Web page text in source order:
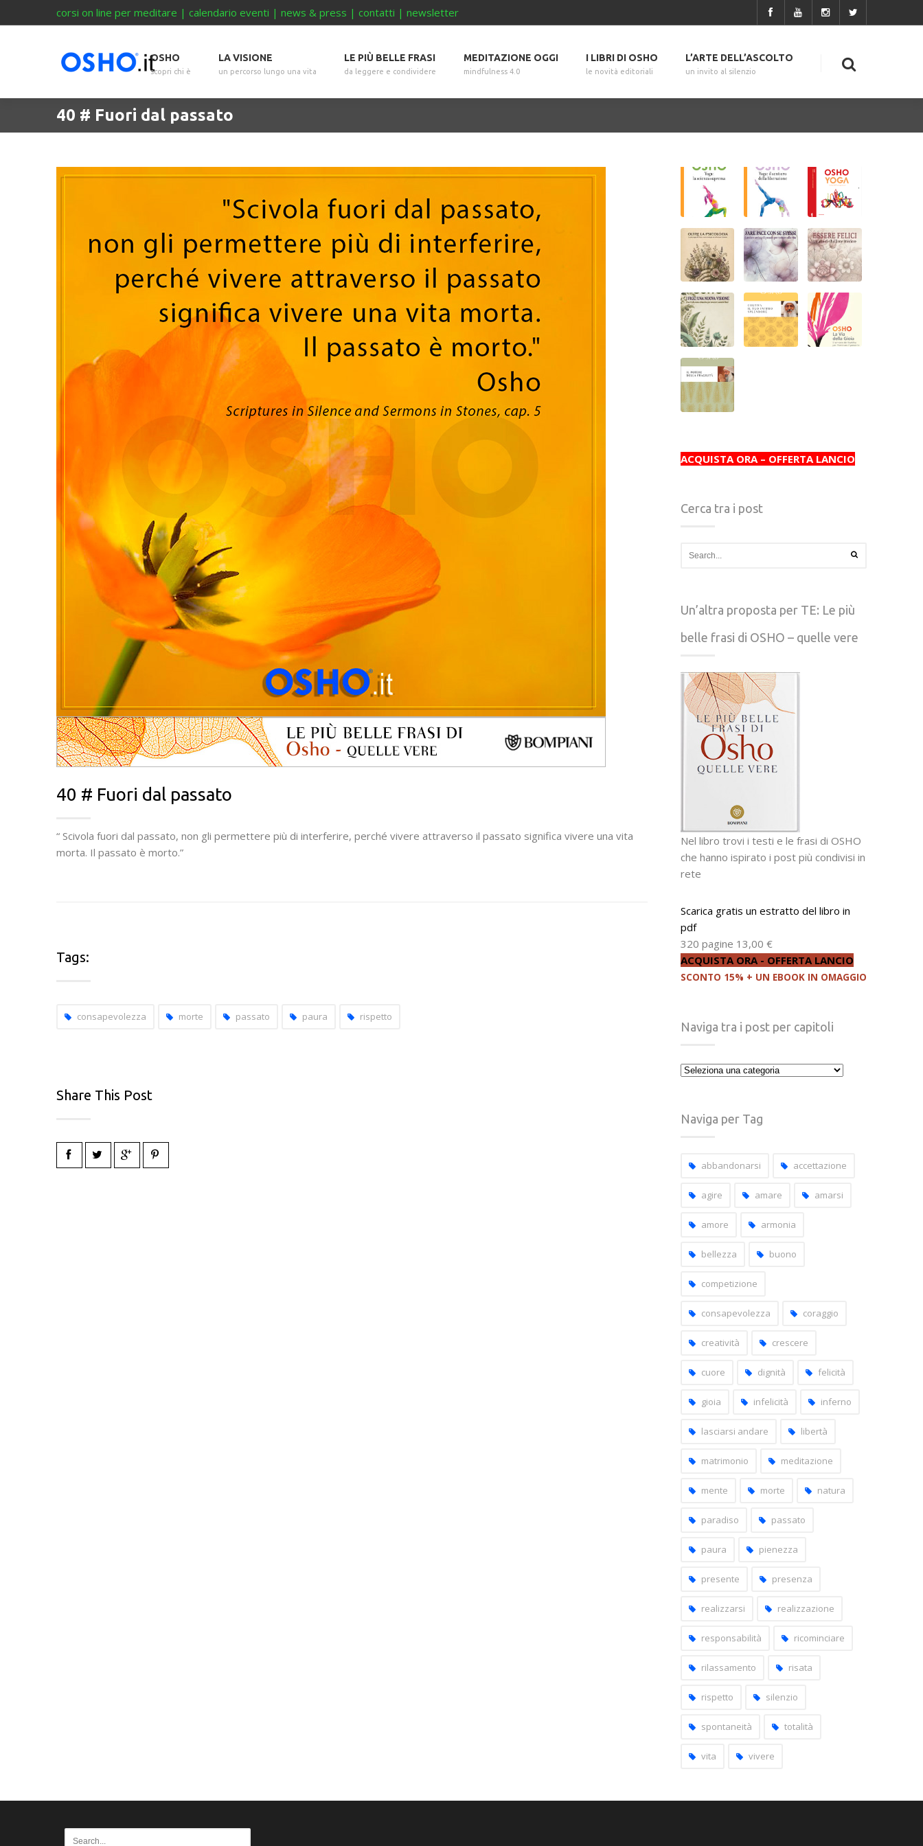
corsi on line per meditare | calendario eventi | news & press | contatti | newsletter
OSHO
scopri chi è
LA VISIONE
un percorso lungo una vita
LE PIÙ BELLE FRASI
da leggere e condividere
MEDITAZIONE OGGI
mindfulness 4.0
I LIBRI DI OSHO
le novità editoriali
L’ARTE DELL’ASCOLTO
un invito al silenzio
40 # Fuori dal passato
40 # Fuori dal passato
“ Scivola fuori dal passato, non gli permettere più di interferire, perché vivere attraverso il passato significa vivere una vita
morta. Il passato è morto.”
Tags:
consapevolezza morte passato paura rispetto
Share This Post
ACQUISTA ORA – OFFERTA LANCIO
Cerca tra i post
Un’altra proposta per TE: Le più
belle frasi di OSHO – quelle vere
Nel libro trovi i testi e le frasi di OSHO
che hanno ispirato i post più condivisi in
rete
Scarica gratis un estratto del libro in
pdf
320 pagine 13,00 €
ACQUISTA ORA - OFFERTA LANCIO
SCONTO 15% + UN EBOOK IN OMAGGIO
Naviga tra i post per capitoli
Naviga
post
Naviga per Tag
abbandonarsi accettazione
agire amare amarsi
amore armonia
bellezza buono
competizione
consapevolezza coraggio
creatività crescere
cuore dignità felicità
gioia infelicità inferno
lasciarsi andare libertà
matrimonio meditazione
mente morte natura
paradiso passato
paura pienezza
presente presenza
realizzarsi realizzazione
responsabilità ricominciare
rilassamento risata
rispetto silenzio
spontaneità totalità
vita vivere